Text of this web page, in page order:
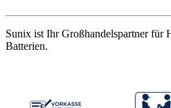
Sunix ist Ihr Großhandelspartner für
Batterien.